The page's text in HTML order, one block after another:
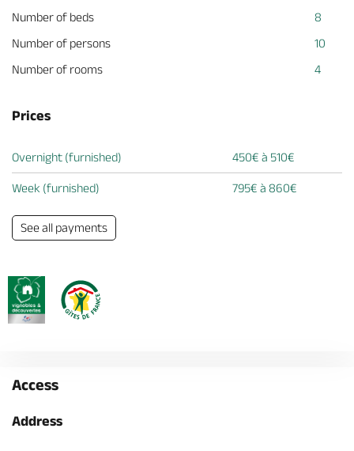
Number of beds
8
Number of persons
10
Number of rooms
4
Prices
Overnight (furnished) 450€ à 510€
Week (furnished) 795€ à 860€
See all payments
Access
Address